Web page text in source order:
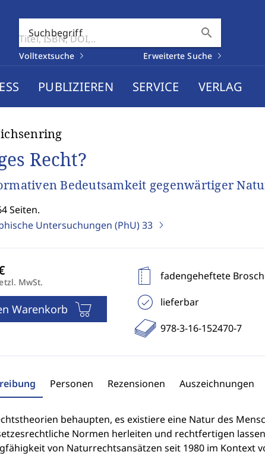
Suchbegriff search
Volltextsuche Erweiterte Suche
PUBLIZIEREN SERVICE VERLAG
Recht?
Bedeutsamkeit gegenwärtiger
Seiten.
Untersuchungen (PhU)33
MwSt.
Warenkorb
fadengeheftete
lieferbar
978-3-16-152470-7
Personen Rezensionen Auszeichnungen
behaupten, es existiere eine Natur des
Normen herleiten und rechtfertigen
von Naturrechtsansätzen seit 1980 im Kontext